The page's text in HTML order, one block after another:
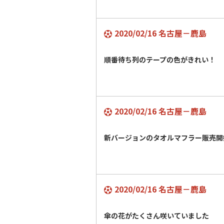
2020/02/16 名古屋－鹿島
順番待ち列のテープの色がきれい！
2020/02/16 名古屋－鹿島
新バージョンのタオルマフラー販売
2020/02/16 名古屋－鹿島
傘の花がたくさん咲いていました